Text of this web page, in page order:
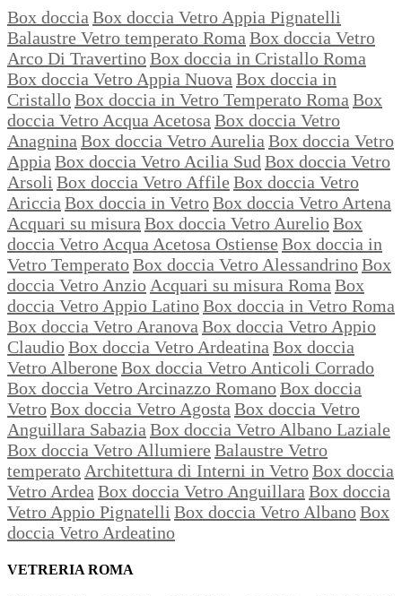
Box doccia Box doccia Vetro Appia Pignatelli
Balaustre Vetro temperato Roma Box doccia Vetro
Arco Di TravertinoBox doccia in Cristallo Roma
Box doccia Vetro Appia Nuova Box doccia in
CristalloBox doccia in Vetro Temperato Roma Box
doccia Vetro Acqua Acetosa Box doccia Vetro
Anagnina Box doccia Vetro Aurelia Box doccia Vetro
Appia Box doccia Vetro Acilia Sud Box doccia Vetro
Arsoli Box doccia Vetro Affile Box doccia Vetro
Ariccia Box doccia in VetroBox doccia Vetro Artena
Acquari su misura Box doccia Vetro AurelioBox
doccia Vetro Acqua Acetosa Ostiense Box doccia in
Vetro TemperatoBox doccia Vetro AlessandrinoBox
doccia Vetro Anzio Acquari su misura Roma Box
doccia Vetro Appio LatinoBox doccia in Vetro Roma
Box doccia Vetro Aranova Box doccia Vetro Appio
ClaudioBox doccia Vetro Ardeatina Box doccia
Vetro Alberone Box doccia Vetro Anticoli Corrado
Box doccia Vetro Arcinazzo RomanoBox doccia
VetroBox doccia Vetro Agosta Box doccia Vetro
Anguillara Sabazia Box doccia Vetro Albano Laziale
Box doccia Vetro Allumiere Balaustre Vetro
temperato Architettura di Interni in VetroBox doccia
Vetro Ardea Box doccia Vetro Anguillara Box doccia
Vetro Appio Pignatelli Box doccia Vetro AlbanoBox
doccia Vetro Ardeatino
VETRERIA ROMA